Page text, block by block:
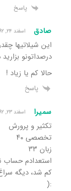
پاسخ
صادق اسفند ۲۴, ۱۳۹۲ ۱۲:۰۶ ب٫ظ
این شیلاتیها
درصداتونو
حالا کم یا زیاد !
پاسخ
سمیرا اسفند ۲۳, ۱۳۹۲ ۱۱:۲۷ ب٫ظ
تکثیر و پرورش
تخصصی ۴٠
زبان ٣٣
استعدادم
کم شد، دیگه
:(